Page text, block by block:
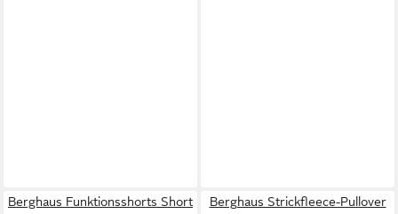
Berghaus Funktionsshorts Short
Berghaus Strickfleece-Pullover